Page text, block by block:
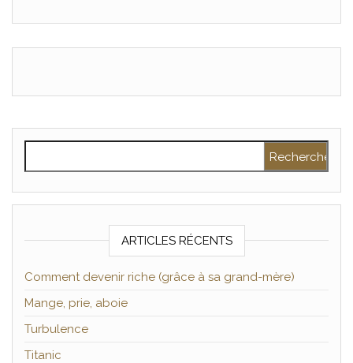
ARTICLES RÉCENTS
Comment devenir riche (grâce à sa grand-mère)
Mange, prie, aboie
Turbulence
Titanic